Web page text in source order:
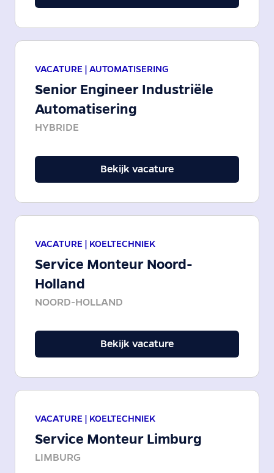
VACATURE | AUTOMATISERING
Senior Engineer Industriële
Automatisering
HYBRIDE
Bekijk vacature
VACATURE | KOELTECHNIEK
Service Monteur Noord-
Holland
NOORD-HOLLAND
Bekijk vacature
VACATURE | KOELTECHNIEK
Service Monteur Limburg
LIMBURG